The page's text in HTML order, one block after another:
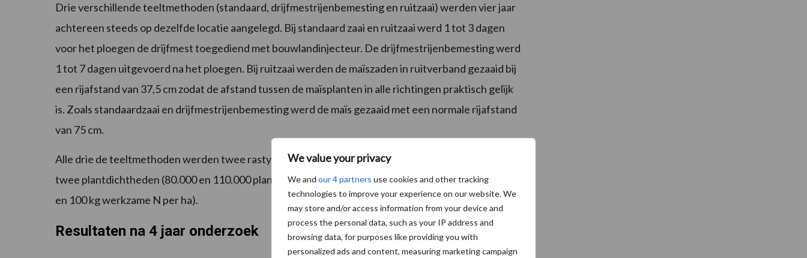
We value your privacy
We and our 4 partners use cookies and other tracking
technologies to improve your experience on our website. We
may store and/or access information from your device and
process the personal data, such as your IP address and
browsing data, for purposes like providing you with
personalized ads and content, measuring marketing campaign
Drie verschillende teeltmethoden (standaard, drijfmestrijenbemesting en ruitzaai) werden vier jaar
achtereen steeds op dezelfde locatie aangelegd. Bij standaard zaai en ruitzaai werd 1 tot 3 dagen
voor het ploegen de drijfmest toegediend met bouwlandinjecteur. De drijfmestrijenbemesting werd
1 tot 7 dagen uitgevoerd na het ploegen. Bij ruitzaai werden de maïszaden in ruitverband gezaaid bij
een rijafstand van 37,5 cm zodat de afstand tussen de maïsplanten in alle richtingen praktisch gelijk
is. Zoals standaardzaai en drijfmestrijenbemesting werd de maïs gezaaid met een normale rijafstand
van 75 cm.
Alle drie de teeltmethoden werden twee rastypen (steile en brede bladstand) vergeleken, evenals
twee plantdichtheden (80.000 en 110.000 planten per ha) en twee stikstofbemestingsniveaus (155
en 100 kg werkzame N per ha).
Resultaten na 4 jaar onderzoek